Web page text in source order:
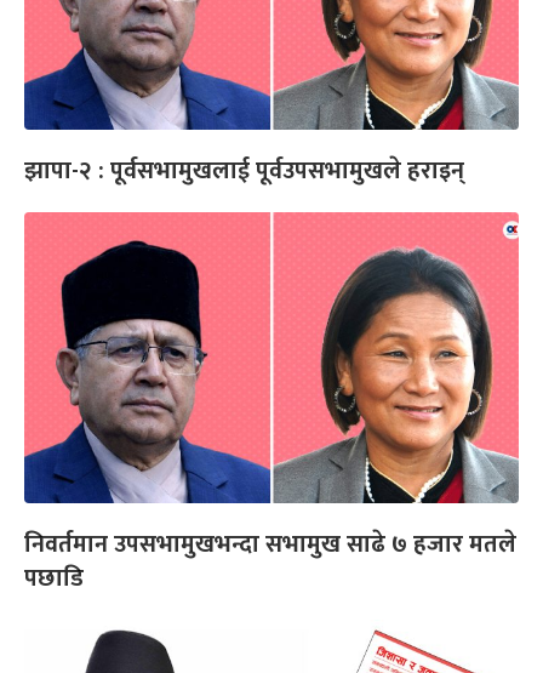
झापा-२ : पूर्वसभामुखलाई पूर्वउपसभामुखले हराइन्
निवर्तमान उपसभामुखभन्दा सभामुख साढे ७ हजार मतले
पछाडि